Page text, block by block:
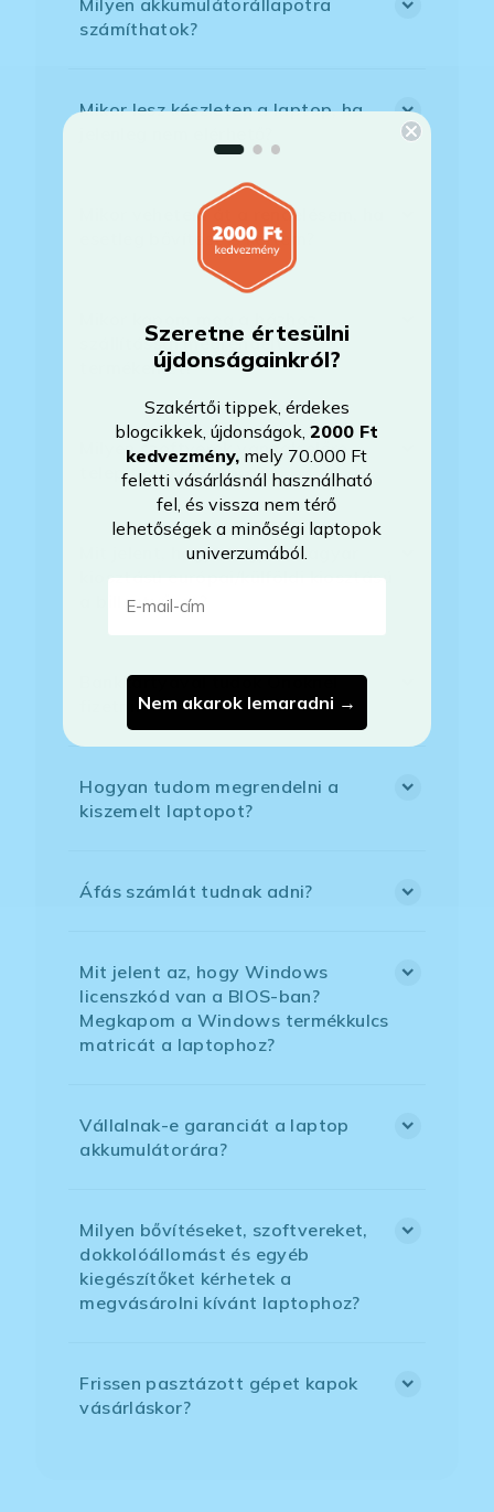
számíthatok?
Mikor lesz készleten a laptop, ha
Mikor vehetem át a rendelésem, ha
esetleg bővítést is kértem?
szállítással megrendelt
termékemet?
Milyen szoftverek vannak előre
telepítve a laptopra?
Mit jelent, hogy magyar/magyar
kiosztású európai/külföldi kiosztású
a billentyűzet?
Bankkártyával tudok Önöknél
fizetni?
Hogyan tudom megrendelni a
kiszemelt laptopot?
Áfás számlát tudnak adni?
Mit jelent az, hogy Windows
licenszkód van a BIOS-ban?
Megkapom a Windows termékkulcs
matricát a laptophoz?
Vállalnak-e garanciát a laptop
akkumulátorára?
Milyen bővítéseket, szoftvereket,
dokkolóállomást és egyéb
kiegészítőket kérhetek a
megvásárolni kívánt laptophoz?
Frissen pasztázott gépet kapok
vásárláskor?
Szeretne értesülni
újdonságainkról?
Szakértői tippek, érdekes
blogcikkek, újdonságok,2000 Ft
kedvezmény, mely 70.000 Ft
feletti vásárlásnál használható
fel, és vissza nem térő
lehetőségek a minőségi laptopok
univerzumából.
Nem akarok lemaradni →